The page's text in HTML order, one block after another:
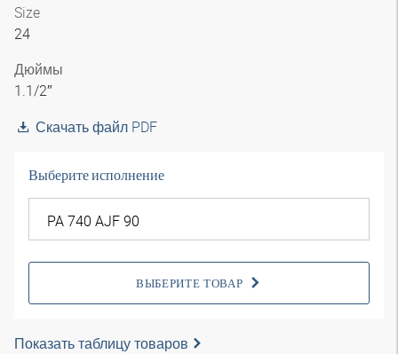
Size
24
Дюймы
1.1/2″
Скачать файл PDF
Выберите исполнение
ВЫБЕРИТЕ ТОВАР
Показать таблицу товаров